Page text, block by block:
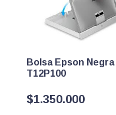
Bolsa Epson Negra
T12P100
$1.350.000